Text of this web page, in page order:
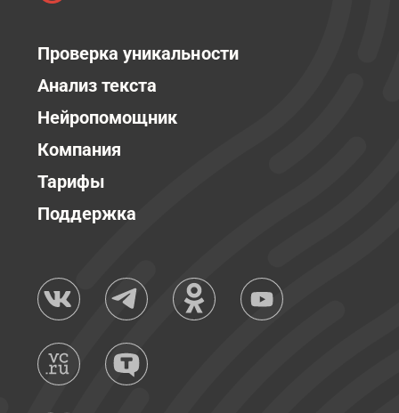
Проверка уникальности
Анализ текста
Нейропомощник
Компания
Тарифы
Поддержка